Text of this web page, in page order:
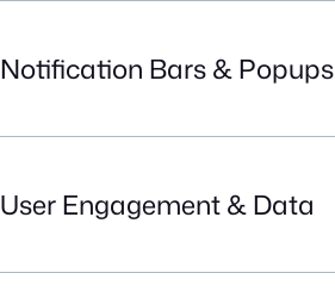
Notification Bars & Popups
User Engagement & Data